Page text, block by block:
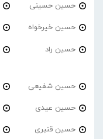
حسین حسینی
حسین خیرخواه
حسین راد
حسین شفیعی
حسین عیدی
حسین قنبری